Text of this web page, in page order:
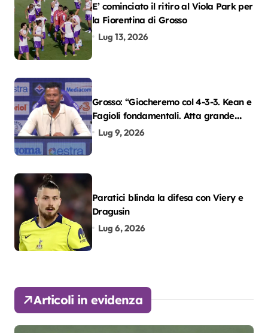
E’ cominciato il ritiro al Viola Park per
la Fiorentina di Grosso
Lug 13, 2026
Grosso: “Giocheremo col 4-3-3. Kean e
Fagioli fondamentali. Atta grande
colpo”
Lug 9, 2026
Paratici blinda la difesa con Viery e
Dragusin
Lug 6, 2026
Articoli in evidenza